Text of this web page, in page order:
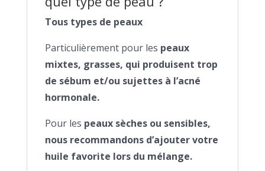
Tous types de peaux
Particulièrement pour les peaux
mixtes, grasses, qui produisent trop
de sébum et/ou sujettes à l’acné
hormonale.
Pour les peaux sèches ou sensibles,
nous recommandons d’ajouter votre
huile favorite lors du mélange.